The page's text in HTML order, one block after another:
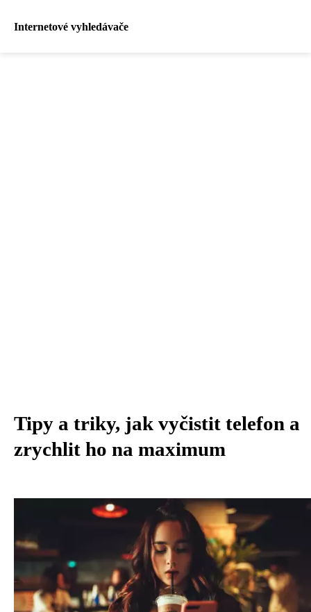
Internetové vyhledávače
Tipy a triky, jak vyčistit telefon a
zrychlit ho na maximum